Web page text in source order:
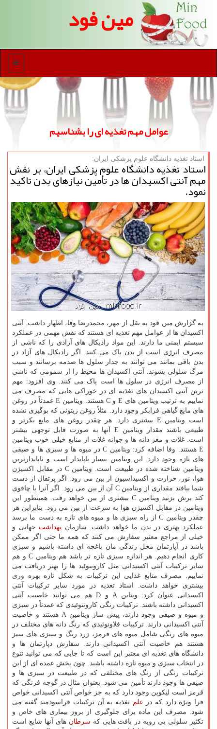
مین فود
منو
عوامل مهم تغذیه ای را بشناسیم
استاد تغذیه دانشگاه علوم پزشكی ایران:
استاد تغذیه دانشگاه علوم پزشكی ایران، بر نقش
مهم آنتی اكسیدان ها در تأمین نیازهای بدن تاكید
نمود.
به گزارش مین فود به نقل از مهر، محمدرضا وفا، اظهار داشت: آنتی
اکسیدان ها از عوامل مهم تغذیه ای هستند که نقش مهمی در عملکرد
سیستم ایمنی ما دارند. این مواد رادیکال های آزادی را که ناشی از
مصرف انرژی است از بدن پاک می کنند. اگر رادیکال های آزاد در
بدن باقی بمانند می توانند به جدار سلول ها صدمه برسانند و سبب
مرگ سلولی بشوند. آنتی اکسیدان ها محیط را از سمومی که ناشی
از مصرف انرژی در سلول ها است پاک می کنند. وی افزود: مهم
ترین آنتی اکسیدان های تغذیه ای در خوراکی هایی که مصرف می
نماییم به ترتیب ویتامین های E و C هستند. ویتامین E عمدتاً در روغن
های مایع گیاهی فرابکر وجود دارد. مثلاً روغن زیتونی که بوگیری نشده
است ویتامین E بیشتری دارد. هر چقدر روغن های مایع بکرتر و
طبیعی باشند مقدار ویتامین E آنها به صورت قابل توجهی بیشتر
است. غلات و مغز دانه ها و جوانه غلات از منابع خیلی خوب ویتامین
E هستند. وفا اضافه کرد: ویتامین C در میوه ها و سبزی ها و صیفی
های تازه وجود دارد. این ویتامین بسیار ناپایدار است و ناپایدارترین
ویتامین شناخته شده در طبیعت است. ویتامین C در مقابل اکسیژن
هوا، نور، حرارت و اکسیداسیون از بین می رود. اگر پرتقال از دست
شما بیافتد مقداری از ویتامین C آن از بین می رود. اگر آنرا با چاقوی
کند برش بزنید ویتامین C بیشتری از بین خواهد رفت. همینطور این
ویتامین در مقابل اکسیژن هوا به سرعت از بین می رود. بنابراین هر
چقدر ویتامین C از راه سبزی ها و میوه های تازه به دست ما برسد
عملکرد بهتری در بدن ما خواهد داشت. سازمان بهداشت جهانی و
خیلی از مراجع معتبر سفارش می کنند که همه ما حتی اگر ممکن
باشد در آپارتمان محل زندگی مان باغچه ای داشته باشیم و سبزی
کاری انجام دهیم. هر اندازه سبزی تازه تر باشد هم ویتامین C و هم
سایر ترکیبات آنتی اکسیدانی مثل کاروتنوئید ها را بهتر دریافت می
نماییم. مصرف منابع غذایی این ترکیبات به شکل تازه بهره وری
بیشتری خواهد داشت. استاد تغذیه در مورد سایر ترکیبات آنتی
اکسیدانی عنوان کرد: ویتاین A و D هم می توانند خاصیت آنتی
اکسیدانی داشته باشند. ترکیبات رنگی کاروتنوئیدی که عمدتاً در سبزی
و میوه و صیفی وجود دارند، پیش ساز ویتامین A هستند و خاصیت
آنتی اکسیدانی دارند. ترکیبات فلاونوئیدی که رنگ دانه های مختلف در
میوه های رنگی شامل میوه های قرمز، زرد رنگ و سبزی های سبز
هستند هم خاصیت آنتی اکسیدانی دارند. سفارش دپارتمان ها و
دانشگاه های تغذیه ای معتبر این است که تا جایی که می توانید تنوع
در انتخاب سبزی و میوه تازه داشته باشید. چون بخش عمده ای از این
ترکیبات رنگی از رنگ های مختلفی که در طبیعت در سبزی ها و
صیفی ها وجود دارند تأمین می شود. بعنوان مثال در گوجه فرنگی که
قرمز است لیکوپن وجود دارد که به جز خواص آنتی اکسیدانی خواص
فرا ویژه دارد که در علم تغذیه به آن ترکیبات فراسودمند گفته می
شود. مصرف این ماده برای جلوگیری از بروز بیماری های خاص و
تکثیر سلولی بی رویه در بافت هایی که سرطان های آنها شایع است